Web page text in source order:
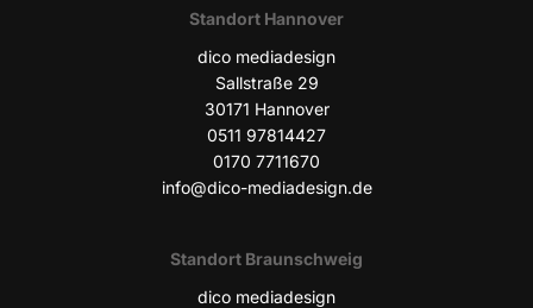
Stand­ort Hannover
dico media­de­sign
Sall­stra­ße 29
30171 Han­no­ver
0511 97814427
0170 7711670
info@dico-mediadesign.de
Stand­ort Braunschweig
dico media­de­sign